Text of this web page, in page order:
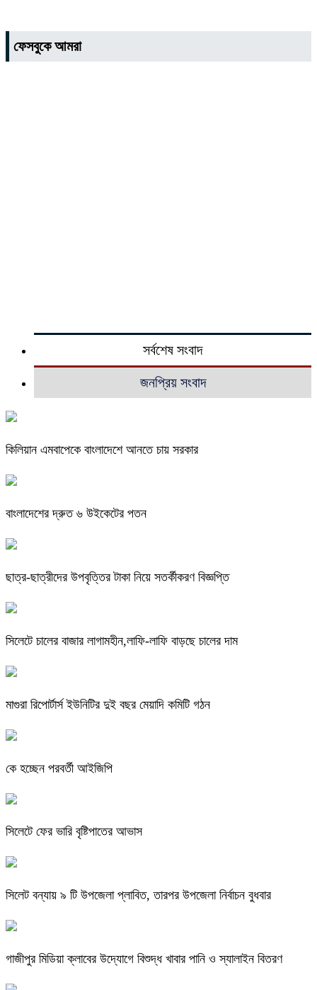
ফেসবুকে আমরা
সর্বশেষ সংবাদ
জনপ্রিয় সংবাদ
কিলিয়ান এমবাপেকে বাংলাদেশে আনতে চায় সরকার
বাংলাদেশের দ্রুত ৬ উইকেটের পতন
ছাত্র-ছাত্রীদের উপবৃত্তির টাকা নিয়ে সতর্কীকরণ বিজ্ঞপ্তি
সিলেটে চালের বাজার লাগামহীন,লাফি-লাফি বাড়ছে চালের দাম
মাগুরা রিপোর্টার্স ইউনিটির দুই বছর মেয়াদি কমিটি গঠন
কে হচ্ছেন পরবর্তী আইজিপি
সিলেটে ফের ভারি বৃষ্টিপাতের আভাস
সিলেট বন্যায় ৯ টি উপজেলা প্লাবিত, তারপর উপজেলা নির্বাচন বুধবার
গাজীপুর মিডিয়া ক্লাবের উদ্যোগে বিশুদ্ধ খাবার পানি ও স্যালাইন বিতরণ